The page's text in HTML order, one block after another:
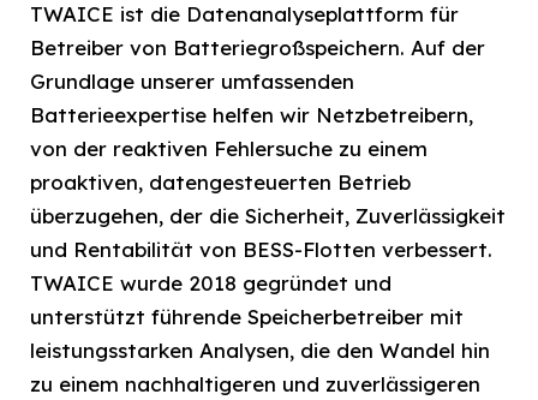
TWAICE ist die Datenanalyseplattform für
Betreiber von Batteriegroßspeichern. Auf der
Grundlage unserer umfassenden
Batterieexpertise helfen wir Netzbetreibern,
von der reaktiven Fehlersuche zu einem
proaktiven, datengesteuerten Betrieb
überzugehen, der die Sicherheit, Zuverlässigkeit
und Rentabilität von BESS-Flotten verbessert.
TWAICE wurde 2018 gegründet und
unterstützt führende Speicherbetreiber mit
leistungsstarken Analysen, die den Wandel hin
zu einem nachhaltigeren und zuverlässigeren